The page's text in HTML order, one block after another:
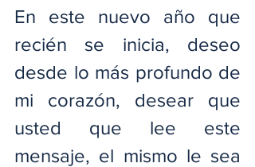
En este nuevo año que
recién se inicia, deseo
desde lo más profundo de
mi corazón, desear que
usted que lee este
mensaje, el mismo le sea